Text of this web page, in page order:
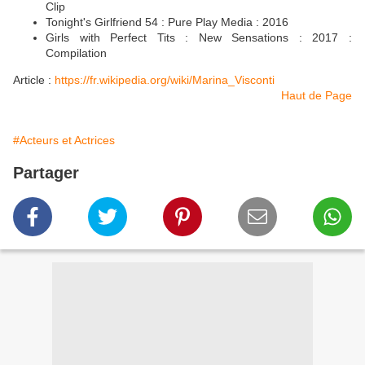
Clip
Tonight's Girlfriend 54 : Pure Play Media : 2016
Girls with Perfect Tits : New Sensations : 2017 :
Compilation
Article : https://fr.wikipedia.org/wiki/Marina_Visconti
Haut de Page
#Acteurs et Actrices
Partager